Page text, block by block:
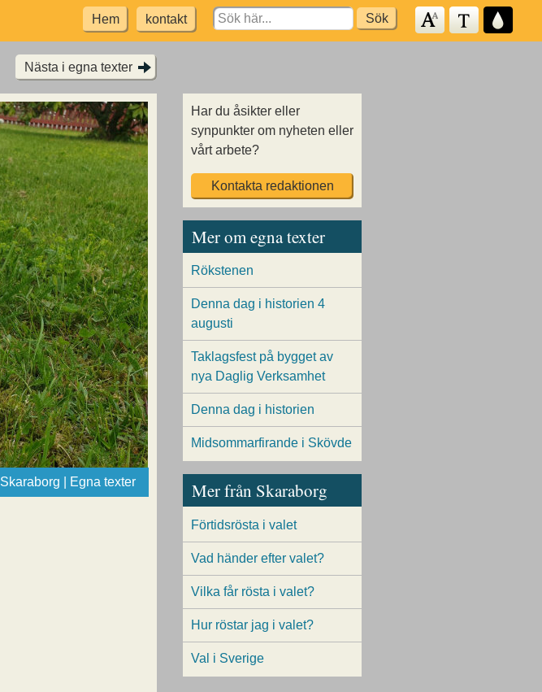
Hem kontakt
Search
for:
Nästa i egna texter
Skaraborg | Egna texter
Har du åsikter eller
synpunkter om nyheten eller
vårt arbete?
Kontakta redaktionen
Mer om egna texter
Rökstenen
Denna dag i historien 4
augusti
Taklagsfest på bygget av
nya Daglig Verksamhet
Denna dag i historien
Midsommarfirande i Skövde
Mer från Skaraborg
Förtidsrösta i valet
Vad händer efter valet?
Vilka får rösta i valet?
Hur röstar jag i valet?
Val i Sverige